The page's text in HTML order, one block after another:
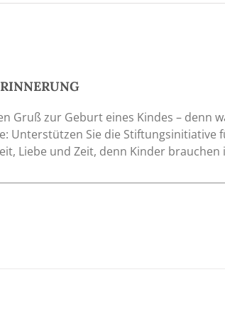
Gruß zur Geburt eines Kindes – denn
Unterstützen Sie die
Liebe und Zeit, denn Kinder brauchen